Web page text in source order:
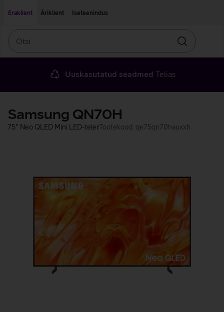
Eraklient
Äriklient Iseteenindus
Otsin
Uuskasutatud seadmed Telias
Samsung QN70H
75'' Neo QLED Mini LED-telerTootekood: qe75qn70hauxxh